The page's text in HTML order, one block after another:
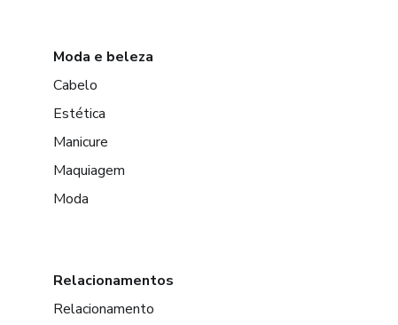
Moda e beleza
Cabelo
Estética
Manicure
Maquiagem
Moda
Relacionamentos
Relacionamento